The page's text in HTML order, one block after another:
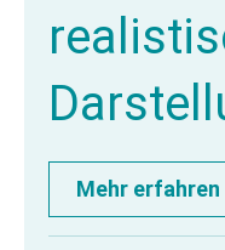
Mehr erfahren